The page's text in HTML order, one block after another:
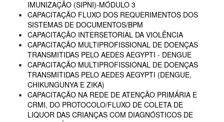
IMUNIZAÇÃO (SIPNI)-MÓDULO 3
CAPACITAÇÃO FLUXO DOS REQUERIMENTOS DOS
SISTEMAS DE DOCUMENTOS/BPM
CAPACITAÇÃO INTERSETORIAL DA VIOLÊNCIA
CAPACITAÇÃO MULTIPROFISSIONAL DE DOENÇAS
TRANSMITIDAS PELO AEDES AEGYPTI - DENGUE
CAPACITAÇÃO MULTIPROFISSIONAL DE DOENÇAS
TRANSMITIDAS PELO AEDES AEGYPTI (DENGUE,
CHIKUNGUNYA E ZIKA)
CAPACITAÇÃO NA REDE DE ATENÇÃO PRIMÁRIA E
CRMI, DO PROTOCOLO/FLUXO DE COLETA DE
LIQUOR DAS CRIANÇAS COM DIAGNÓSTICOS DE